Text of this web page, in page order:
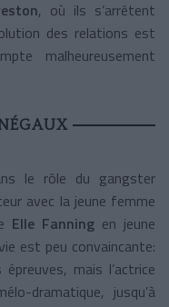
, où ils s’arrêtent
des relations est
malheureusement
le rôle du gangster
avec la jeune femme
Elle Fanningen jeune
est peu convaincante:
mais l’actrice
dramatique, jusqu’à